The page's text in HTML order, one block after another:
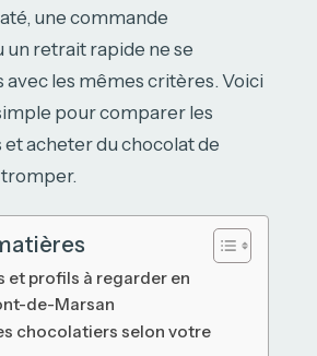
une commande
un retrait rapide ne se
avec les mêmes critères. Voici
pour comparer les
acheter du chocolat de
tromper.
et profils à regarder en
de-Marsan
chocolatiers selon votre